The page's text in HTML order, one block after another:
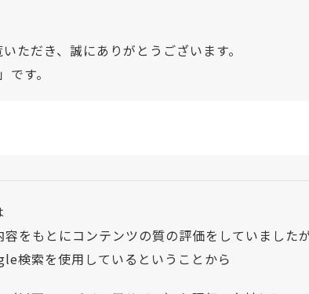
ただき、誠にありがとうございます。
す。
をもとにコンテンツの質の評価をしていました
検索を使用しているということから